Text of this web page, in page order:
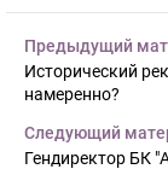
Предыдущий
Исторический
намеренно?
Следующий
Гендиректор БК